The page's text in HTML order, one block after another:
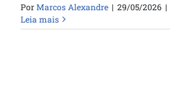
PorMarcos Alexandre | 29/05/2026 |
Leia mais